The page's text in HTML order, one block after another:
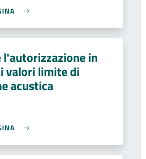
l'autorizzazione in
valori limite di
acustica